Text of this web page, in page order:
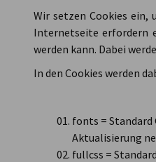
Wir setzen Cookies ein,
Internetseite erfordern
werden kann. Dabei
In den Cookies werden
fonts = Standard
Aktualisierung
fullcss =